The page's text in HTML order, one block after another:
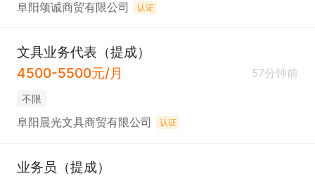
阜阳颂诚商贸有限公司 认证
文具业务代表（提成）
4500-5500元/月
57分钟前
不限
阜阳晨光文具商贸有限公司 认证
业务员（提成）